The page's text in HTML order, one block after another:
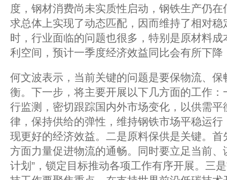
度，钢材消费尚未实质性启动，钢铁生产仍
求总体上实现了动态匹配，因而维持了相对
时，行业面临的问题也很多，特别是原材料
利空间，预计一季度经济效益同比会有所下
何文波表示，当前关键的问题是要保物流、
衡。下一步，将主要开展以下几方面的工作
行监测，密切跟踪国内外市场变化，以供需
律，保持供给的弹性，维持钢铁市场平稳运
现更好的经济效益。二是原料保供是关键。
方面力量促进物流的通畅。同时要立足当前、
计划”，锁定目标推动各项工作有序开展。三